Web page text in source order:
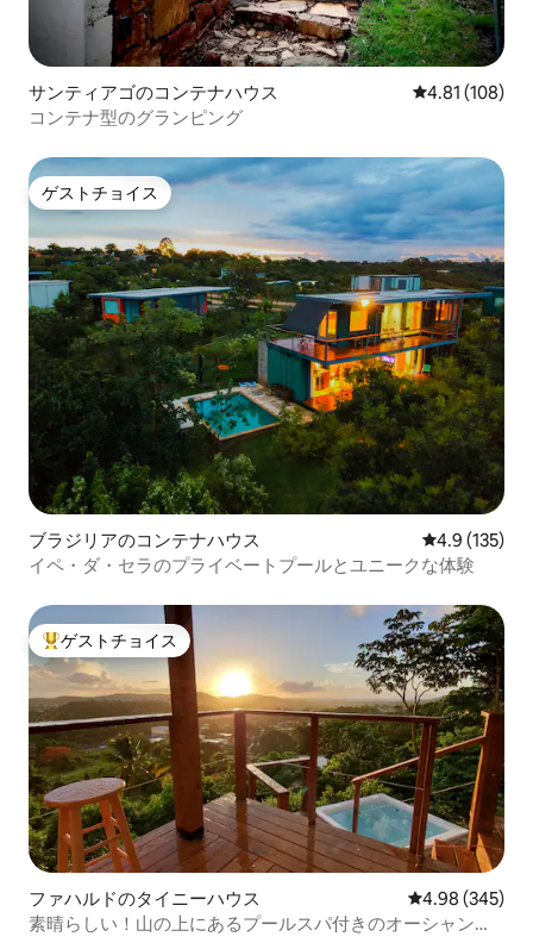
サンティアゴのコンテナハウス レビュー108
4.81 (108)
コンテナ型のグランピング
ゲストチョイス
ゲストチョイス
ブラジリアのコンテナハウス レビュー135
4.9 (135)
イペ・ダ・セラのプライベートプールとユニークな体験
大好評のゲストチョイスです。
ゲストチョイス
ファハルドのタイニーハウス レビュー345
4.98 (345)
素晴らしい！山の上にあるプールスパ付きのオーシャンビ